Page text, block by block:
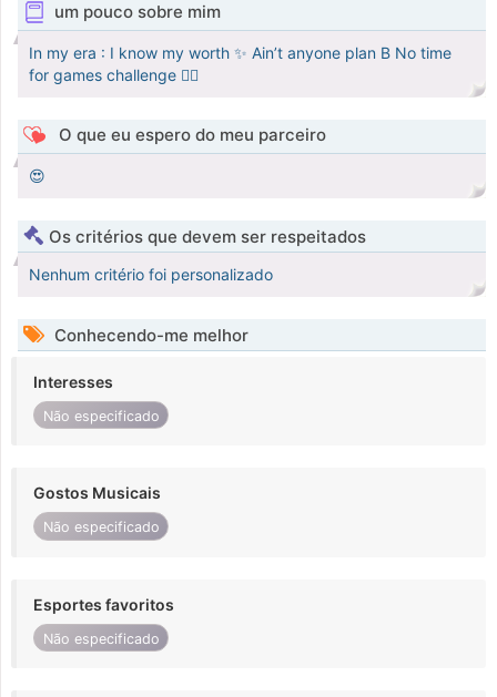
um pouco sobre mim
In my era : I know my worth ✨ Ain’t anyone plan B No time
for games challenge 🙂‍↕️
O que eu espero do meu parceiro
😍
Os critérios que devem ser respeitados
Nenhum critério foi personalizado
Conhecendo-me melhor
Interesses
Não especificado
Gostos Musicais
Não especificado
Esportes favoritos
Não especificado